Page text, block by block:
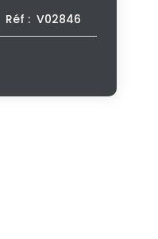
Réf : V02846